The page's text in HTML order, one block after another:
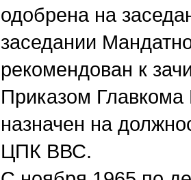
одобрена на
заседании
рекомендован к
Приказом
назначен на
ЦПК ВВС.